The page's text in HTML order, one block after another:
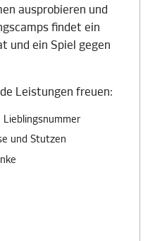
ausprobieren und
findet ein
und ein Spiel gegen
Leistungen freuen:
Lieblingsnummer
und Stutzen